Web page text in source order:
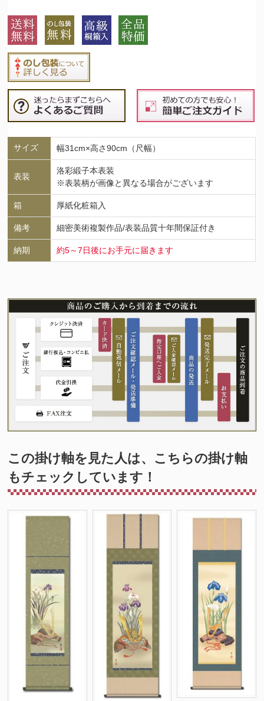
サイズ 幅31cm×高さ90cm（尺幅）
表装
洛彩緞子本表装
※表装柄が画像と異なる場合がございます
箱 厚紙化粧箱入
備考 細密美術複製作品/表装品質十年間保証付き
納期 約5～7日後にお手元に届きます
この掛け軸を見た人は、こちらの掛け軸
もチェックしています！